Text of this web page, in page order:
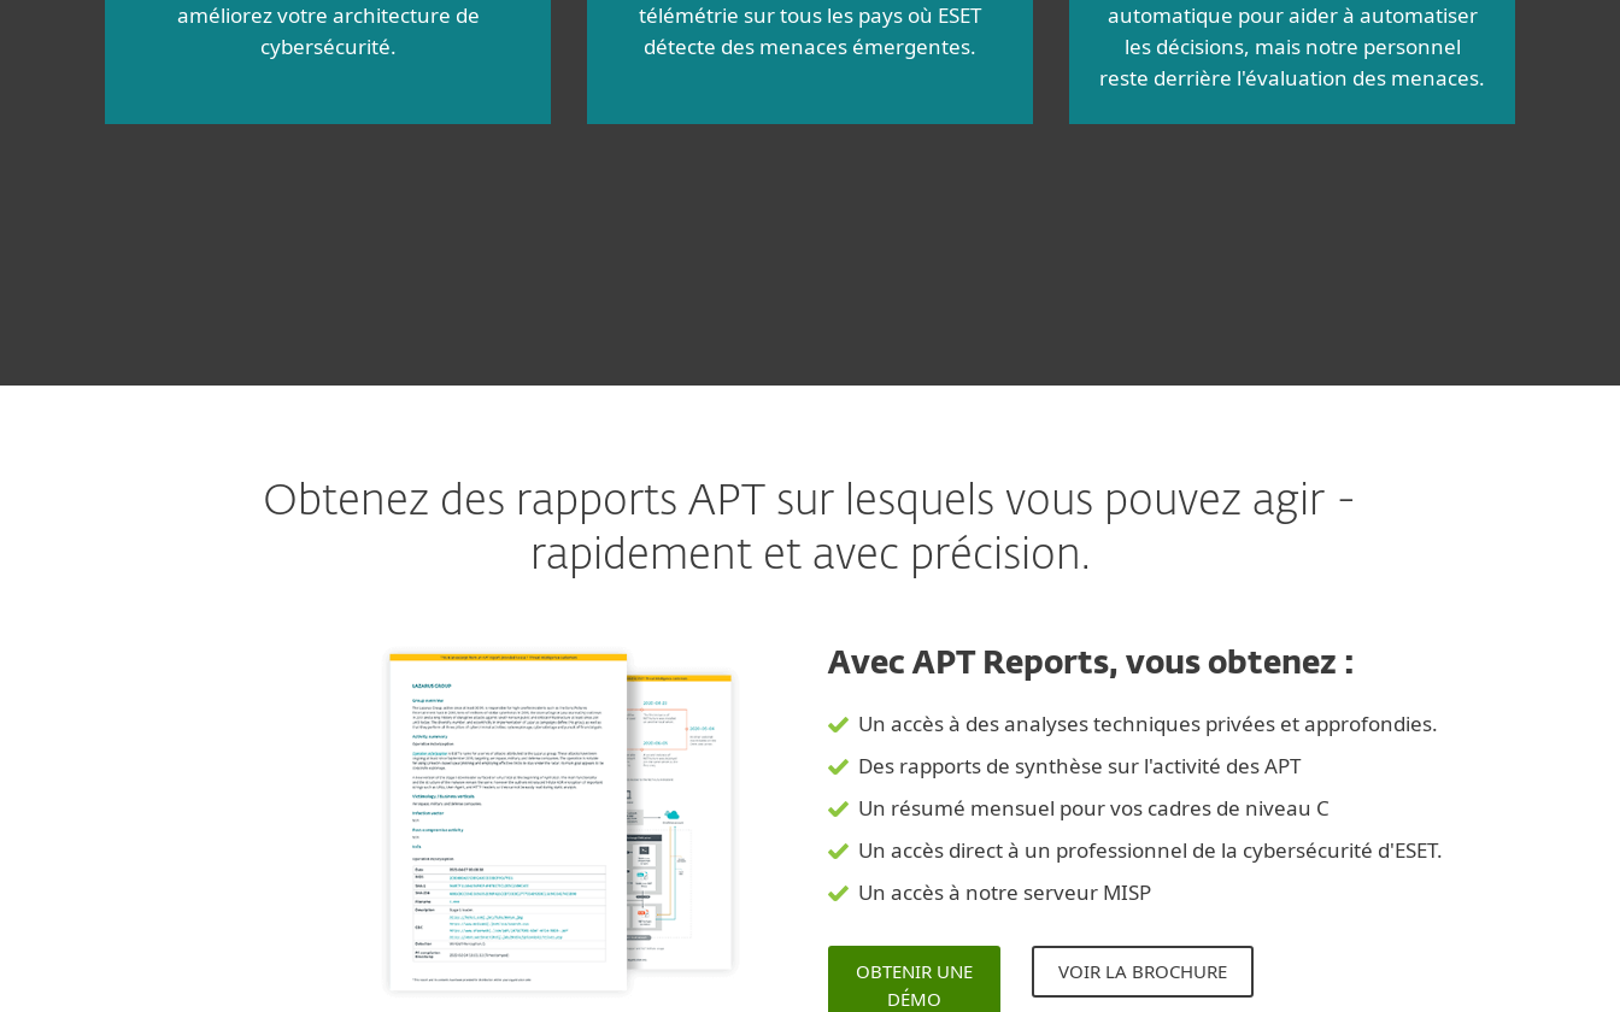
améliorez votre architecture de
cybersécurité.
télémétrie sur tous les pays où ESET
détecte des menaces émergentes.
automatique pour aider à automatiser
les décisions, mais notre personnel
reste derrière l'évaluation des menaces.
Obtenez des rapports APT sur lesquels vous pouvez agir -
rapidement et avec précision.
Avec APT Reports, vous obtenez :
Un accès à des analyses techniques privées et approfondies.
Des rapports de synthèse sur l'activité des APT
Un résumé mensuel pour vos cadres de niveau C
Un accès direct à un professionnel de la cybersécurité d'ESET.
Un accès à notre serveur MISP
OBTENIR UNE
DÉMO
VOIR LA BROCHURE